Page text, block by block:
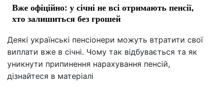
Вже офіційно: у січні не всі отримають пенсії,
хто залишиться без грошей
Деякі українські пенсіонери можуть втратити свої
виплати вже в січні. Чому так відбувається та як
уникнути припинення нарахування пенсій,
дізнайтеся в матеріалі